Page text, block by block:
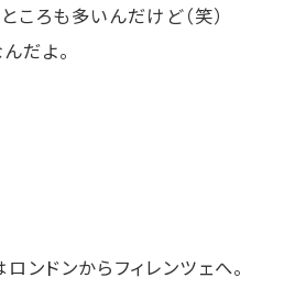
ころも多いんだけど（笑）
だよ。
ンドンからフィレンツェへ。